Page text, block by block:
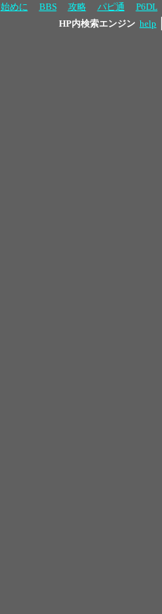
始めに BBS 攻略 パピ通
P6DL
HP内検索エンジン help